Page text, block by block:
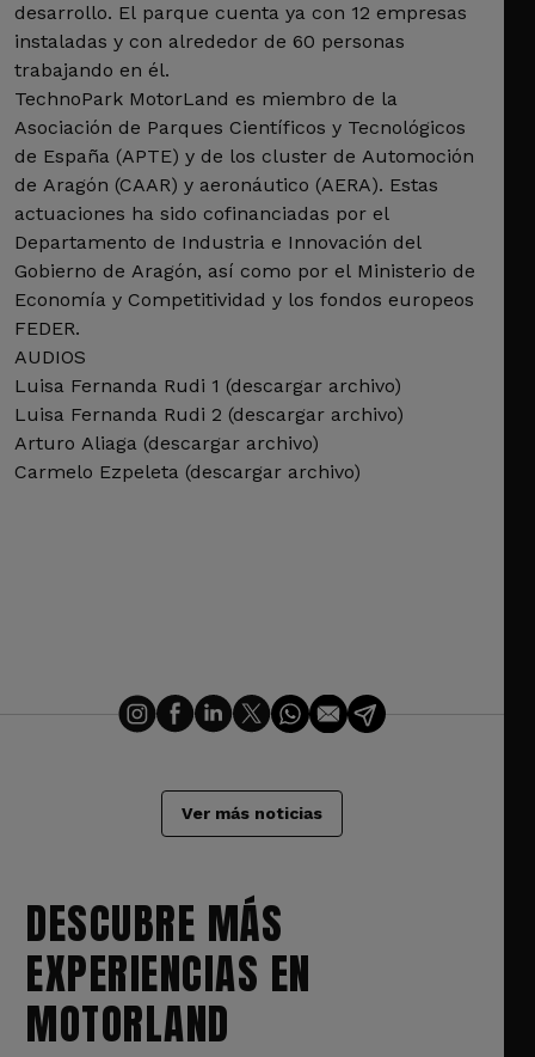
desarrollo. El parque cuenta ya con 12 empresas
instaladas y con alrededor de 60 personas
trabajando en él.
TechnoPark MotorLand es miembro de la
Asociación de Parques Científicos y Tecnológicos
de España (APTE) y de los cluster de Automoción
de Aragón (CAAR) y aeronáutico (AERA). Estas
actuaciones ha sido cofinanciadas por el
Departamento de Industria e Innovación del
Gobierno de Aragón, así como por el Ministerio de
Economía y Competitividad y los fondos europeos
FEDER.
AUDIOS
Luisa Fernanda Rudi 1 (descargar archivo)
Luisa Fernanda Rudi 2 (descargar archivo)
Arturo Aliaga (descargar archivo)
Carmelo Ezpeleta (descargar archivo)
Ver más noticias
DESCUBRE MÁS
EXPERIENCIAS EN
MOTORLAND